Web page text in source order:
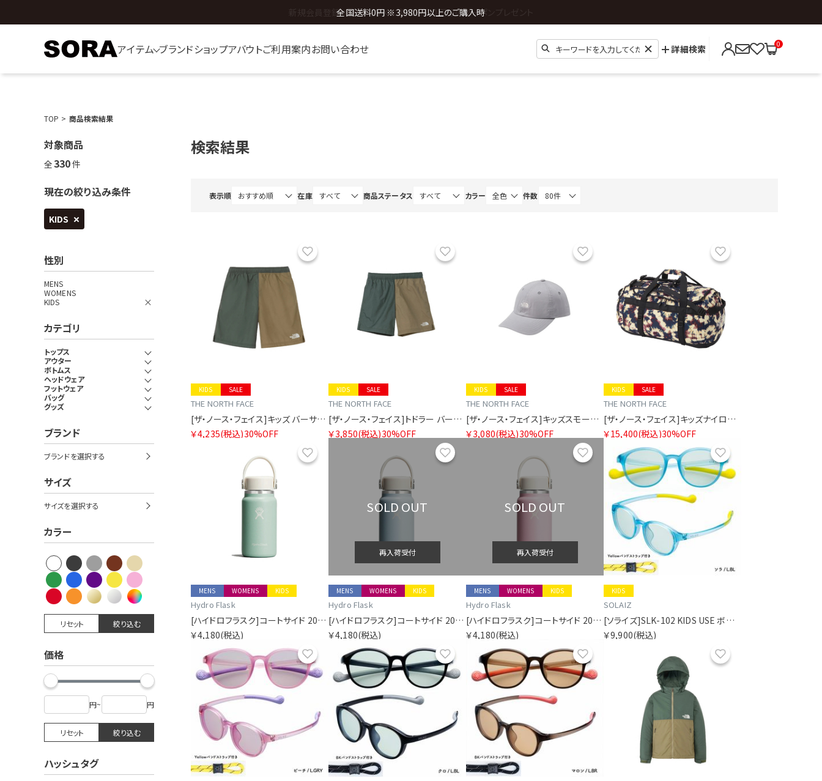
全国送料0円 ※3,980円以上のご購入時
アイテム ブランドショップアバウトご利用案内お問い合わせ 詳細検索 0
TOP 商品検索結果
対象商品
全330件
現在の絞り込み条件
KIDS
性別
MENS
WOMENS
KIDS
カテゴリ
トップス
アウター
ボトムス
ヘッドウェア
フットウェア
バッグ
グッズ
ブランド
ブランドを選択する
サイズ
サイズを選択する
カラー
リセット 絞り込む
価格
円~ 円
リセット 絞り込む
ハッシュタグ
検索結果
表示順 在庫 商品ステータス カラー 件数
SALE
KIDS
THE NORTH FACE
[ザ・ノース・フェイス]キッズ バーサタイルショート
￥4,235(税込)30%OFF
SALE
KIDS
THE NORTH FACE
[ザ・ノース・フェイス]トドラー バーサタイルショート
￥3,850(税込)30%OFF
SALE
KIDS
THE NORTH FACE
[ザ・ノース・フェイス]キッズスモールロゴキャップ
￥3,080(税込)30%OFF
SALE
KIDS
THE NORTH FACE
[ザ・ノース・フェイス]キッズナイロンダッフル50
￥15,400(税込)30%OFF
MENS WOMENS KIDS
Hydro Flask
[ハイドロフラスク]コートサイド 200ミリリットル マイクロ ハイドロ シケイダグリーン
￥4,180(税込)
SOLD OUT
再入荷受付
MENS WOMENS KIDS
Hydro Flask
[ハイドロフラスク]コートサイド 200ミリリットル マイクロ ハイドロ シーラスブルー
￥4,180(税込)
お気に入り
SOLD OUT
再入荷受付
MENS WOMENS KIDS
Hydro Flask
[ハイドロフラスク]コートサイド 200ミリリットル マイクロ ハイドロ ローズヒップピンク
￥4,180(税込)
KIDS
SOLAIZ
[ソライズ]SLK-102 KIDS USE ボストン
￥9,900(税込)
お気に入り お気に入り